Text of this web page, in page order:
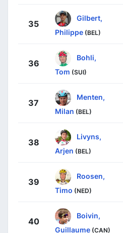
35
Gilbert,
Philippe (BEL)
36
Bohli,
Tom (SUI)
37
Menten,
Milan (BEL)
38
Livyns,
Arjen (BEL)
39
Roosen,
Timo (NED)
40
Boivin,
Guillaume (CAN)